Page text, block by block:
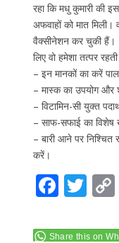
रहा कि मधु कुमारी की
अफवाहों को मात
वैक्सीनेशन कर चुकी हैं।
लिए वो हमेशा तत्पर
– इन मानकों का करें
– मास्क का उपयोग और
– विटामिन-सी युक्त
– साफ-सफाई का
– बारी आने पर
करें।
F
e
T
itt
Share this on